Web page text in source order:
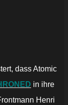
dass Atomic
in ihre
Henri